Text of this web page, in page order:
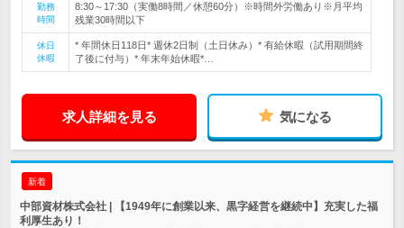
勤務
時間
8:30～17:30（実働8時間／休憩60分）※時間外労働あり※月平均
残業30時間以下
休日
休暇
* 年間休日118日* 週休2日制（土日休み）* 有給休暇（試用期間終
了後に付与）* 年末年始休暇*…
求人詳細を見る 気になる
新着
中部資材株式会社 | 【1949年に創業以来、黒字経営を継続中】充実した福
利厚生あり！